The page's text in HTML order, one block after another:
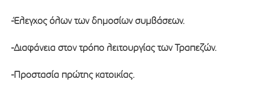
-Έλεγχος όλων των δημοσίων συμβάσεων.
-Διαφάνεια στον τρόπο λειτουργίας των Τραπεζών.
-Προστασία πρώτης κατοικίας.